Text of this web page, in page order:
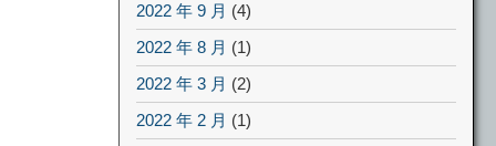
2022 年 9 月 (4)
2022 年 8 月 (1)
2022 年 3 月 (2)
2022 年 2 月 (1)